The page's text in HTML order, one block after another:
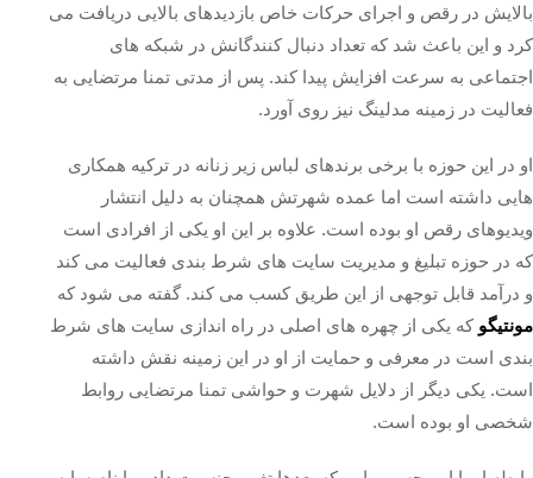
بالایش در رقص و اجرای حرکات خاص بازدیدهای بالایی دریافت می‌
کرد و این باعث شد که تعداد دنبال‌ کنندگانش در شبکه‌ های
اجتماعی به سرعت افزایش پیدا کند. پس از مدتی تمنا مرتضایی به
فعالیت در زمینه مدلینگ نیز روی آورد.
او در این حوزه با برخی برندهای لباس زیر زنانه در ترکیه همکاری‌
هایی داشته است اما عمده شهرتش همچنان به دلیل انتشار
ویدیوهای رقص او بوده است. علاوه بر این او یکی از افرادی است
که در حوزه تبلیغ و مدیریت سایت‌ های شرط‌ بندی فعالیت می کند
و درآمد قابل توجهی از این طریق کسب می‌ کند. گفته می‌ شود که
مونتیگو که یکی از چهره‌ های اصلی در راه‌ اندازی سایت‌ های شرط‌
بندی است در معرفی و حمایت از او در این زمینه نقش داشته
است. یکی دیگر از دلایل شهرت و حواشی تمنا مرتضایی روابط
شخصی او بوده است.